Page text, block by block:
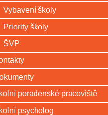
Vybavení školy
Priority školy
ŠVP
poradenské pracoviště
psycholog